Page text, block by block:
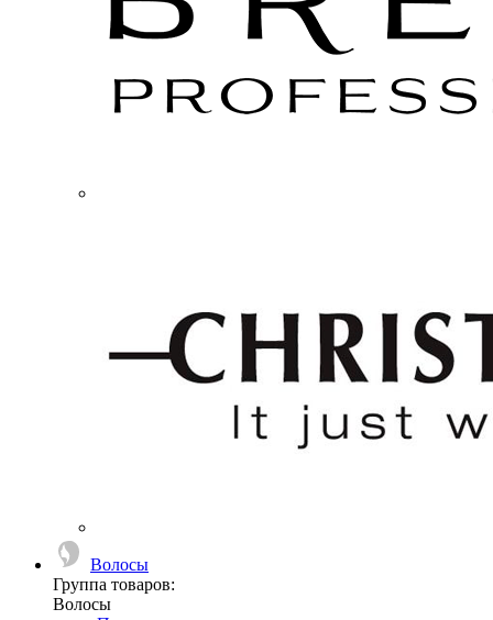
Волосы
Группа товаров:
Волосы